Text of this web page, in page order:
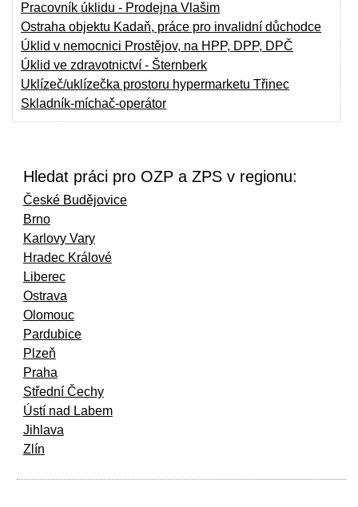
Pracovník úklidu - Prodejna Vlašim
Ostraha objektu Kadaň, práce pro invalidní důchodce
Úklid v nemocnici Prostějov, na HPP, DPP, DPČ
Úklid ve zdravotnictví - Šternberk
Uklízeč/uklízečka prostoru hypermarketu Třinec
Skladník-míchač-operátor
Hledat práci pro OZP a ZPS v regionu:
České Budějovice
Brno
Karlovy Vary
Hradec Králové
Liberec
Ostrava
Olomouc
Pardubice
Plzeň
Praha
Střední Čechy
Ústí nad Labem
Jihlava
Zlín